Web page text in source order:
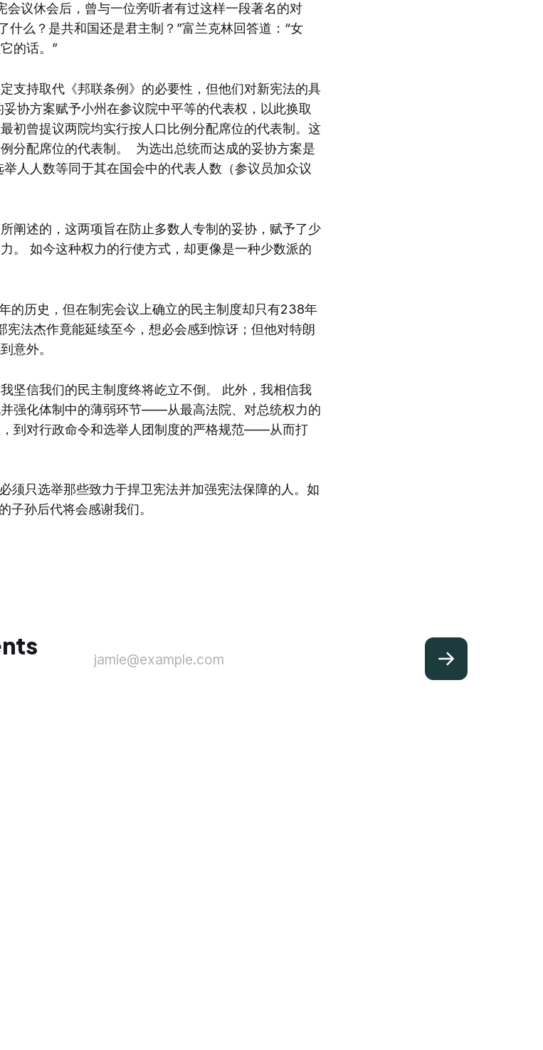
会议休会后，曾与一位旁听者有过这样一段著名的对
什么？是共和国还是君主制？”富兰克林回答道：“女
的话。”
支持取代《邦联条例》的必要性，但他们对新宪法的具
协方案赋予小州在参议院中平等的代表权，以此换取
曾提议两院均实行按人口比例分配席位的代表制。这
分配席位的代表制。 为选出总统而达成的妥协方案是
人人数等同于其在国会中的代表人数（参议员加众议
阐述的，这两项旨在防止多数人专制的妥协，赋予了少
。 如今这种权力的行使方式，却更像是一种少数派的
的历史，但在制宪会议上确立的民主制度却只有238年
法杰作竟能延续至今，想必会感到惊讶；但他对特朗
意外。
坚信我们的民主制度终将屹立不倒。 此外，我相信我
强化体制中的薄弱环节——从最高法院、对总统权力的
到对行政命令和选举人团制度的严格规范——从而打
须只选举那些致力于捍卫宪法并加强宪法保障的人。如
子孙后代将会感谢我们。
jamie@example.com